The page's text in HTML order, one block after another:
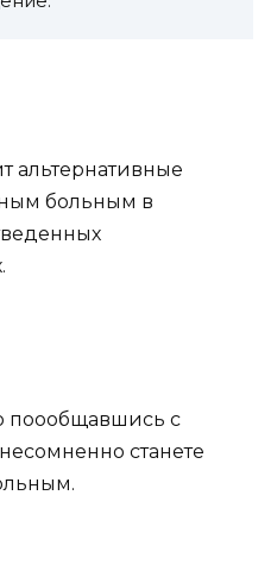
альтернативные
больным в
поообщавшись с
станете